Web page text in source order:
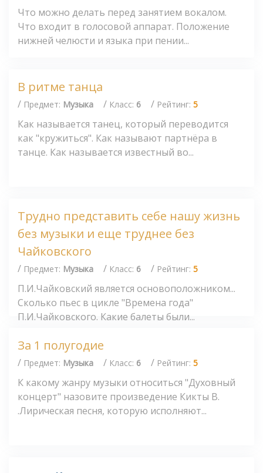
Что можно делать перед занятием вокалом.
Что входит в голосовой аппарат. Положение
нижней челюсти и языка при пении...
В ритме танца
/ Предмет: Музыка / Класс: 6 / Рейтинг: 5
Как называется танец, который переводится
как "кружиться". Как называют партнёра в
танце. Как называется известный во...
Трудно представить себе нашу жизнь
без музыки и еще труднее без
Чайковского
/ Предмет: Музыка / Класс: 6 / Рейтинг: 5
П.И.Чайковский является основоположником...
Сколько пьес в цикле "Времена года"
П.И.Чайковского. Какие балеты были...
За 1 полугодие
/ Предмет: Музыка / Класс: 6 / Рейтинг: 5
К какому жанру музыки относиться "Духовный
концерт" назовите произведение Кикты В.
.Лирическая песня, которую исполняют...